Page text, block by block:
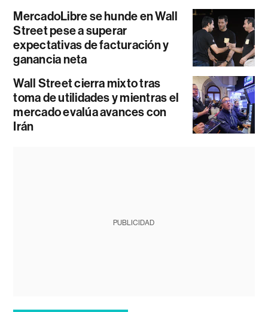
MercadoLibre se hunde en Wall
Street pese a superar
expectativas de facturación y
ganancia neta
Wall Street cierra mixto tras
toma de utilidades y mientras el
mercado evalúa avances con
Irán
PUBLICIDAD